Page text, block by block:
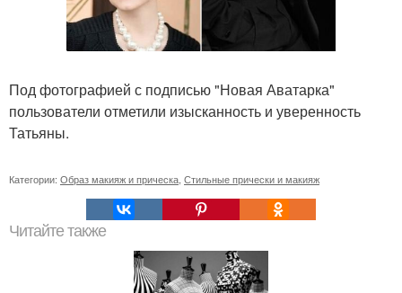
Под фотографией с подписью "Новая Аватарка"
пользователи отметили изысканность и уверенность
Татьяны.
Категории: Образ макияж и прическа Стильные прически и макияж
Читайте также